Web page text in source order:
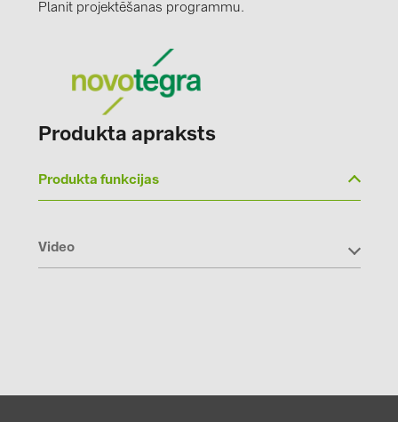
Planit projektēšanas programmu.
Produkta apraksts
Produkta funkcijas
Video